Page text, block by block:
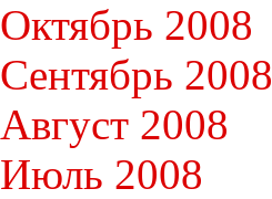
Октябрь 2008
Сентябрь 2008
Август 2008
Июль 2008